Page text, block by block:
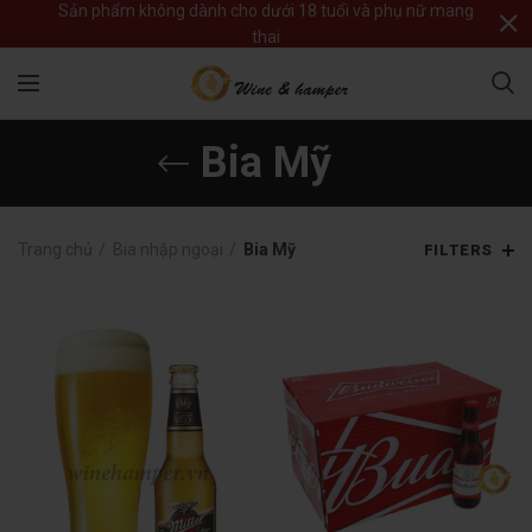
Bia Mỹ
Bia Mỹ FILTERS
Sản phẩm không dành cho dưới 18 tuổi và phụ nữ mang
thai